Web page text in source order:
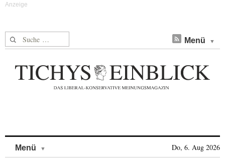
Suche nach: Menü
Menü Do, 6. Aug 2026